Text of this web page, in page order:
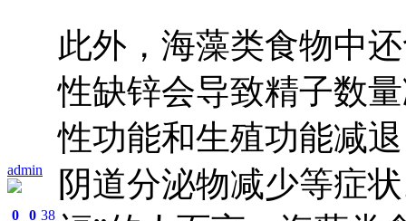
admin
0 0 38
此外，海藻类食物中
性缺锌会导致精子数
性功能和生殖功能减
阴道分泌物减少等症